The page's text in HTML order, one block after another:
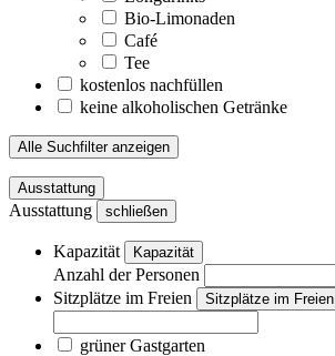
Bio-Limonaden
Café
Tee
kostenlos nachfüllen
keine alkoholischen Getränke
Alle Suchfilter anzeigen
Ausstattung
Ausstattung schließen
Kapazität Kapazität
Anzahl der Personen
Sitzplätze im Freien
Sitzplätze im Freien
grüner Gastgarten